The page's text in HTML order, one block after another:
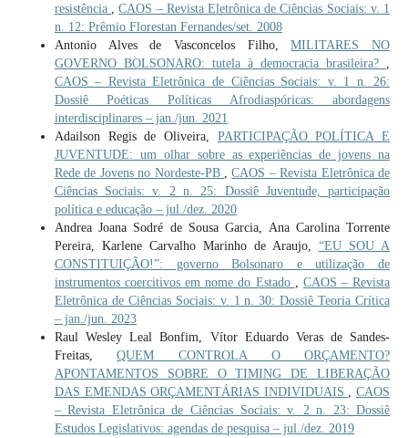
resistência
,CAOS – Revista Eletrônica de Ciências Sociais: v. 1
n. 12: Prêmio Florestan Fernandes/set. 2008
Antonio Alves de Vasconcelos Filho,MILITARES NO
GOVERNO BOLSONARO: tutela à democracia brasileira?
CAOS – Revista Eletrônica de Ciências Sociais: v. 1 n. 26:
Dossiê Poéticas Políticas Afrodiaspóricas: abordagens
interdisciplinares – jan./jun. 2021
Adailson Regis de Oliveira, PARTICIPAÇÃO POLÍTICA E
JUVENTUDE: um olhar sobre as experiências de jovens na
Rede de Jovens no Nordeste-PB
,CAOS – Revista Eletrônica de
Ciências Sociais: v. 2 n. 25: Dossiê Juventude, participação
política e educação – jul./dez. 2020
Andrea Joana Sodré de Sousa Garcia, Ana Carolina Torrente
Pereira, Karlene Carvalho Marinho de Araujo,“EU SOU A
CONSTITUIÇÃO!”: governo Bolsonaro e utilização de
instrumentos coercitivos em nome do Estado
CAOS – Revista
Eletrônica de Ciências Sociais: v. 1 n. 30: Dossiê Teoria Crítica
– jan./jun. 2023
Raul Wesley Leal Bonfim, Vítor Eduardo Veras de Sandes-
Freitas,QUEM CONTROLA O ORÇAMENTO?
APONTAMENTOS SOBRE O TIMING DE LIBERAÇÃO
DAS EMENDAS ORÇAMENTÁRIAS INDIVIDUAIS
,CAOS
– Revista Eletrônica de Ciências Sociais: v. 2 n. 23: Dossiê
Estudos Legislativos: agendas de pesquisa – jul./dez. 2019